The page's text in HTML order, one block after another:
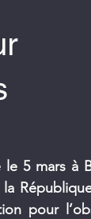
5 mars à
pour